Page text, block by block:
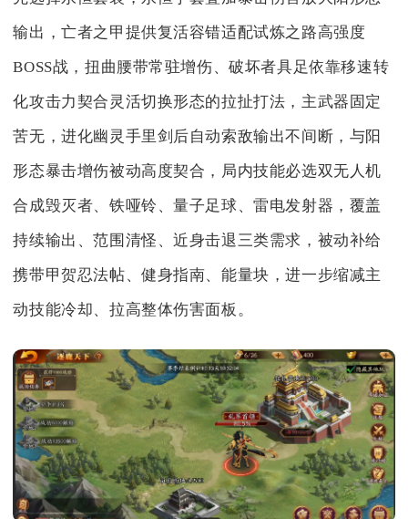
输出，亡者之甲提供复活容错适配试炼之路高强度
BOSS战，扭曲腰带常驻增伤、破坏者具足依靠移速转
化攻击力契合灵活切换形态的拉扯打法，主武器固定
苦无，进化幽灵手里剑后自动索敌输出不间断，与阳
形态暴击增伤被动高度契合，局内技能必选双无人机
合成毁灭者、铁哑铃、量子足球、雷电发射器，覆盖
持续输出、范围清怪、近身击退三类需求，被动补给
携带甲贺忍法帖、健身指南、能量块，进一步缩减主
动技能冷却、拉高整体伤害面板。